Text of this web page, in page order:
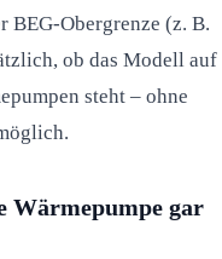
BEG-Obergrenze (z. B.
ob das Modell auf
steht – ohne
Wärmepumpe gar